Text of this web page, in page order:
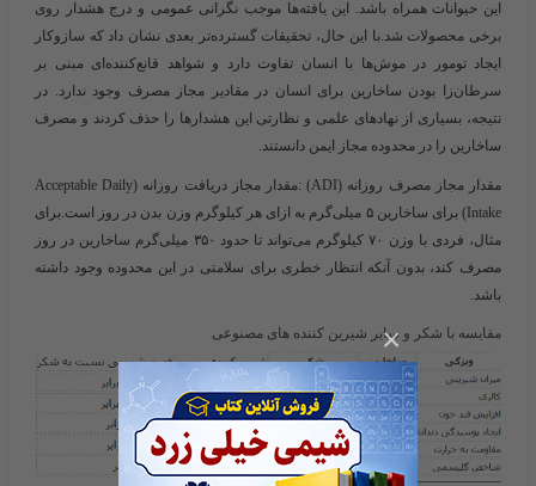
×
این حیوانات همراه باشد. این یافته‌ها موجب نگرانی عمومی و درج هشدار روی
برخی محصولات شد.با این حال، تحقیقات گسترده‌تر بعدی نشان داد که سازوکار
ایجاد تومور در موش‌ها با انسان تفاوت دارد و شواهد قانع‌کننده‌ای مبنی بر
سرطان‌زا بودن ساخارین برای انسان در مقادیر مجاز مصرف وجود ندارد. در
نتیجه، بسیاری از نهادهای علمی و نظارتی این هشدارها را حذف کردند و مصرف
ساخارین را در محدوده مجاز ایمن دانستند.
مقدار مجاز مصرف روزانه (ADI)
:مقدار مجاز دریافت روزانه (Acceptable Daily
Intake) برای ساخارین
۵ میلی‌گرم به ازای هر کیلوگرم وزن بدن در روز
است.برای
مثال، فردی با وزن ۷۰ کیلوگرم می‌تواند تا حدود ۳۵۰ میلی‌گرم ساخارین در روز
مصرف کند، بدون آنکه انتظار خطری برای سلامتی در این محدوده وجود داشته
باشد.
مقایسه با شکر و سایر شیرین کننده های مصنوعی